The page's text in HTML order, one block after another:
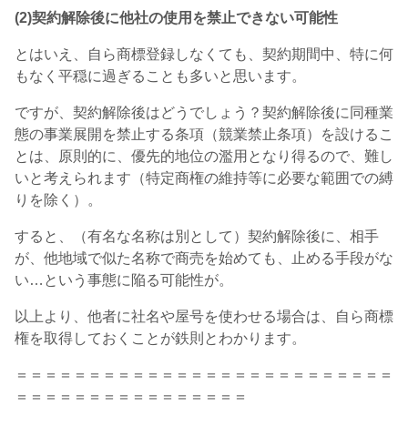
(2)契約解除後に他社の使用を禁止できない可能性
とはいえ、自ら商標登録しなくても、契約期間中、特に何
もなく平穏に過ぎることも多いと思います。
ですが、契約解除後はどうでしょう？契約解除後に同種業
態の事業展開を禁止する条項（競業禁止条項）を設けるこ
とは、原則的に、優先的地位の濫用となり得るので、難し
いと考えられます（特定商権の維持等に必要な範囲での縛
りを除く）。
すると、（有名な名称は別として）契約解除後に、相手
が、他地域で似た名称で商売を始めても、止める手段がな
い…という事態に陥る可能性が。
以上より、他者に社名や屋号を使わせる場合は、自ら商標
権を取得しておくことが鉄則とわかります。
＝＝＝＝＝＝＝＝＝＝＝＝＝＝＝＝＝＝＝＝＝＝＝＝＝＝
＝＝＝＝＝＝＝＝＝＝＝＝＝＝＝＝